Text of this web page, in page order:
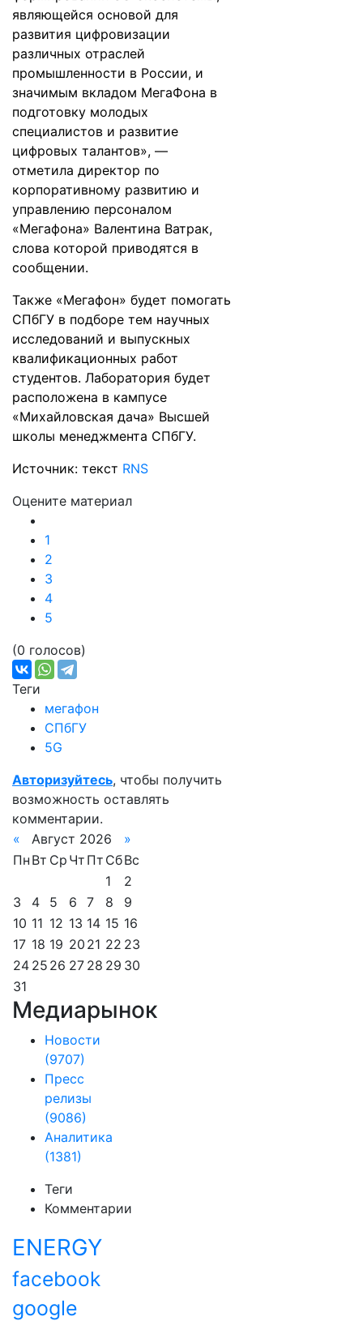
являющейся основой для
развития цифровизации
различных отраслей
промышленности в России, и
значимым вкладом МегаФона в
подготовку молодых
специалистов и развитие
цифровых талантов», —
отметила директор по
корпоративному развитию и
управлению персоналом
«Мегафона» Валентина Ватрак,
слова которой приводятся в
сообщении.
Также «Мегафон» будет помогать
СПбГУ в подборе тем научных
исследований и выпускных
квалификационных работ
студентов. Лаборатория будет
расположена в кампусе
«Михайловская дача» Высшей
школы менеджмента СПбГУ.
Источник: текст RNS
Оцените материал
1
2
3
4
5
(0 голосов)
Теги
мегафон
СПбГУ
5G
Авторизуйтесь, чтобы получить
возможность оставлять
комментарии.
«
Август 2026
»
Пн Вт Ср Чт Пт СбВс
1
2
3
4 5 6 7 8
9
10 11 12 13 14 15 16
17 18 19 20 21 22 23
24 25 26 27 28 29 30
31
Медиарынок
Новости
(9707)
Пресс
релизы
(9086)
Аналитика
(1381)
Теги
Комментарии
ENERGY
facebook
google